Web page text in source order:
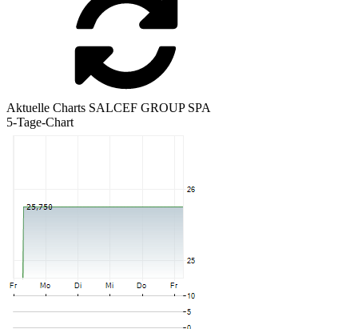
Aktuelle Charts SALCEF GROUP SPA
5-Tage-Chart